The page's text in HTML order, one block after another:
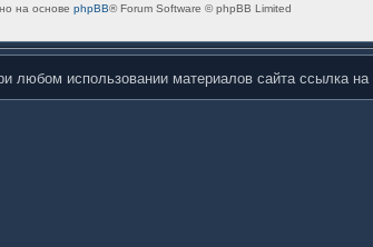
на основе phpBB® Forum Software © phpBB Limited
любом использовании материалов сайта ссылка на